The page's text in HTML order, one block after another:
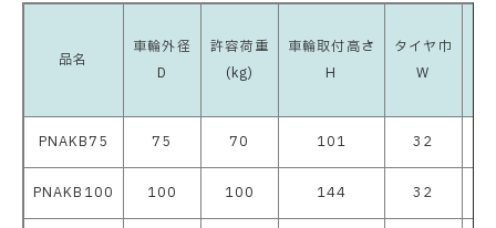
品名
車輪外径
D
許容荷重
(kg)
車輪取付高さ
H
タイヤ巾
W
PNAKB75 75 70 101 32
PNAKB100 100 100 144 32